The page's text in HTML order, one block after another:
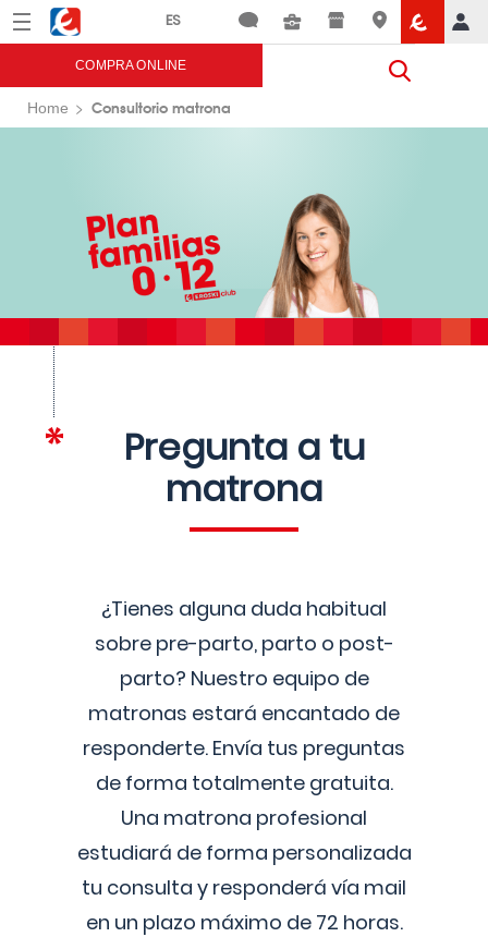
Menú Eroski
COMPRA ONLINE
Home Consultorio matrona
Pregunta a tu
matrona
¿Tienes alguna duda habitual
sobre pre-parto, parto o post-
parto? Nuestro equipo de
matronas estará encantado de
responderte. Envía tus preguntas
de forma totalmente gratuita.
Una matrona profesional
estudiará de forma personalizada
tu consulta y responderá vía mail
en un plazo máximo de 72 horas.